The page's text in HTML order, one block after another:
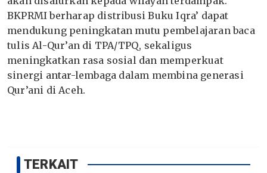
BKPRMI berharap distribusi Buku Iqra’ dapat
mendukung peningkatan mutu pembelajaran baca
tulis Al-Qur’an di TPA/TPQ, sekaligus
meningkatkan rasa sosial dan memperkuat
sinergi antar-lembaga dalam membina generasi
Qur’ani di Aceh.
TERKAIT